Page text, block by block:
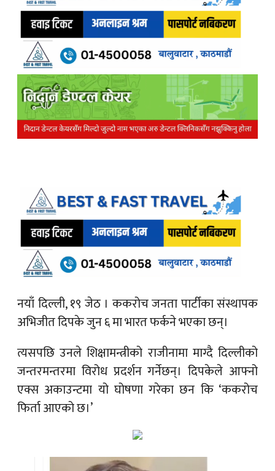
नयाँ दिल्ली, १९ जेठ । ककरोच जनता पार्टीका संस्थापक
अभिजीत दिपके जुन ६ मा भारत फर्कने भएका छन्।
त्यसपछि उनले शिक्षामन्त्रीको राजीनामा माग्दै दिल्लीको
जन्तरमन्तरमा विरोध प्रदर्शन गर्नेछन्। दिपकेले आफ्नो
एक्स अकाउन्टमा यो घोषणा गरेका छन कि ‘ककरोच
फिर्ता आएको छ।’